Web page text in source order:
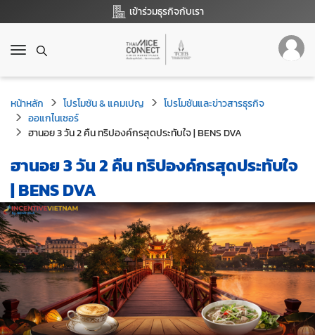
เข้าร่วมธุรกิจกับเรา
T
g
g
l
e
n
v
i
g
a
t
i
o
n
หน้าหลัก โปรโมชัน & แคมเปญ
โปรโมชันและข่าวสารธุรกิจ
ออแกไนเซอร์
ฮานอย 3 วัน 2 คืน ทริปองค์กรสุดประทับใจ | BENS DVA
ฮานอย 3 วัน 2 คืน ทริปองค์กรสุดประทับใจ
| BENS DVA